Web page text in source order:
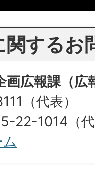
関するお
画広報課（広
（代表）
22-1014（